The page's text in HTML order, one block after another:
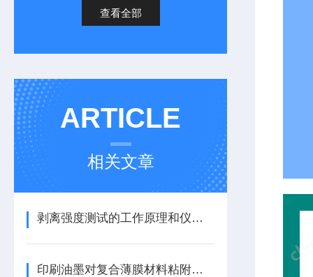
查看全部
ARTICLE
相关文章
剥离强度测试的工作原理和仪器介绍
印刷油墨对复合薄膜材料粘附牢度影响分析